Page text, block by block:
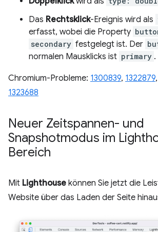
Das Rechtsklick-Ereignis wird als
erfasst, wobei die Property
secondary festgelegt ist. Der
normalen Mausklicks ist primary .
Chromium-Probleme: 1300839, 1322879,
1323688
Neuer Zeitspannen- und
Snapshotmodus im
Bereich
Mit Lighthouse können Sie jetzt die
Website über das Laden der Seite